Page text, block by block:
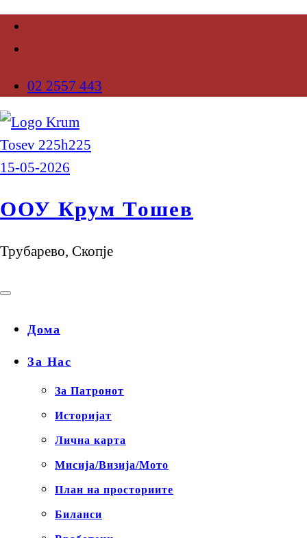
02 2557 443
ООУ Крум Тошев
Трубарево, Скопје
Дома
За Нас
За Патронот
Историјат
Лична карта
Мисија/Визија/Мото
План на просториите
Биланси